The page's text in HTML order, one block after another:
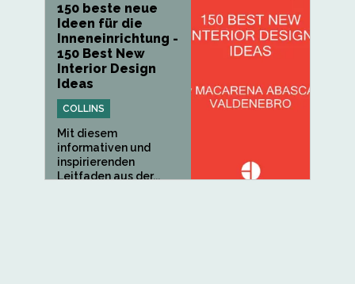
150 beste neue
Ideen für die
Inneneinrichtung -
150 Best New
Interior Design
Ideas
COLLINS
Mit diesem
informativen und
inspirierenden
Leitfaden aus der...